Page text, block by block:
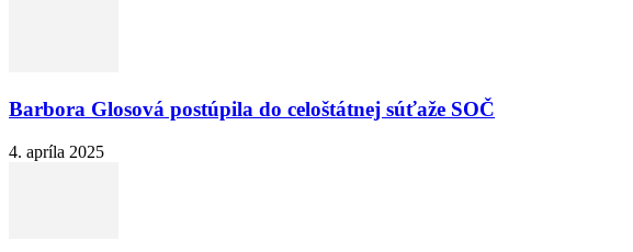
Barbora Glosová postúpila do celoštátnej súťaže SOČ
4. apríla 2025